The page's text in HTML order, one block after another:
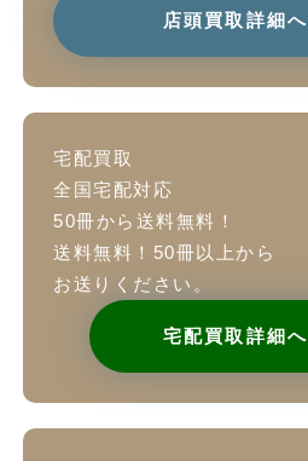
店頭買取詳細へ
宅配買取
全国宅配対応
50冊から送料無料！
送料無料！50冊以上から
お送りください。
宅配買取詳細へ